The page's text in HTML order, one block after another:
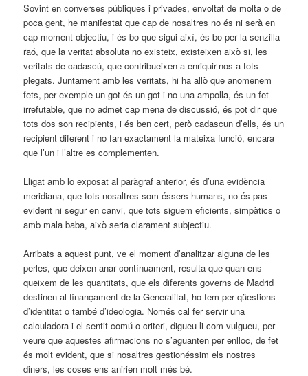
Sovint en converses públiques i privades, envoltat de molta o de
poca gent, he manifestat que cap de nosaltres no és ni serà en
cap moment objectiu, i és bo que sigui així, és bo per la senzilla
raó, que la veritat absoluta no existeix, existeixen això si, les
veritats de cadascú, que contribueixen a enriquir-nos a tots
plegats. Juntament amb les veritats, hi ha allò que anomenem
fets, per exemple un got és un got i no una ampolla, és un fet
irrefutable, que no admet cap mena de discussió, és pot dir que
tots dos son recipients, i és ben cert, però cadascun d’ells, és un
recipient diferent i no fan exactament la mateixa funció, encara
que l’un i l’altre es complementen.
Lligat amb lo exposat al paràgraf anterior, és d’una evidència
meridiana, que tots nosaltres som éssers humans, no és pas
evident ni segur en canvi, que tots siguem eficients, simpàtics o
amb mala baba, això seria clarament subjectiu.
Arribats a aquest punt, ve el moment d’analitzar alguna de les
perles, que deixen anar contínuament, resulta que quan ens
queixem de les quantitats, que els diferents governs de Madrid
destinen al finançament de la Generalitat, ho fem per qüestions
d’identitat o també d’ideologia. Només cal fer servir una
calculadora i el sentit comú o criteri, digueu-li com vulgueu, per
veure que aquestes afirmacions no s’aguanten per enlloc, de fet
és molt evident, que si nosaltres gestionéssim els nostres
diners, les coses ens anirien molt més bé.